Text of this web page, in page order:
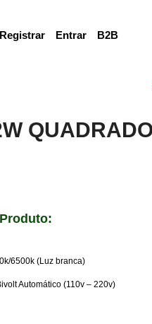
Registrar Entrar B2B
6500k (Luz branca)
Automático (110v – 220v)